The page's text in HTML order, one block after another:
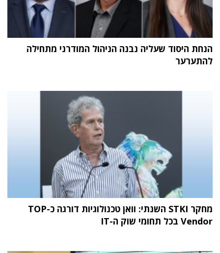
הנחת היסוד שעליה נבנה הניהול המודרני מתחילה
להתערער
מחקר STKI השנתי: וואן טכנולוגיות דורגה כ-TOP
Vendor בכל תחומי שוק ה-IT